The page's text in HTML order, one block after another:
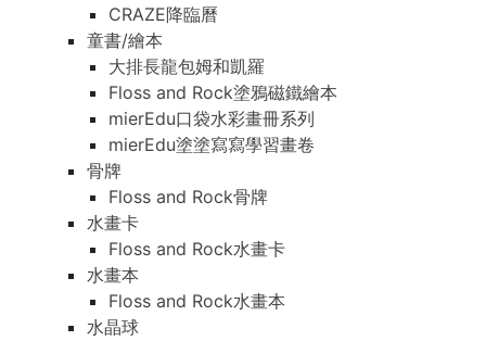
CRAZE降臨曆
童書/繪本
大排長龍包姆和凱羅
Floss and Rock塗鴉磁鐵繪本
mierEdu口袋水彩畫冊系列
mierEdu塗塗寫寫學習畫卷
骨牌
Floss and Rock骨牌
水畫卡
Floss and Rock水畫卡
水畫本
Floss and Rock水畫本
水晶球